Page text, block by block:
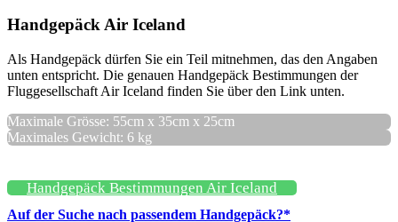
Handgepäck Air Iceland
Als Handgepäck dürfen Sie ein Teil mitnehmen, das den Angaben
unten entspricht. Die genauen Handgepäck Bestimmungen der
Fluggesellschaft Air Iceland finden Sie über den Link unten.
Maximale Grösse: 55cm x 35cm x 25cm
Maximales Gewicht: 6 kg
Handgepäck Bestimmungen Air Iceland
Auf der Suche nach passendem Handgepäck?*